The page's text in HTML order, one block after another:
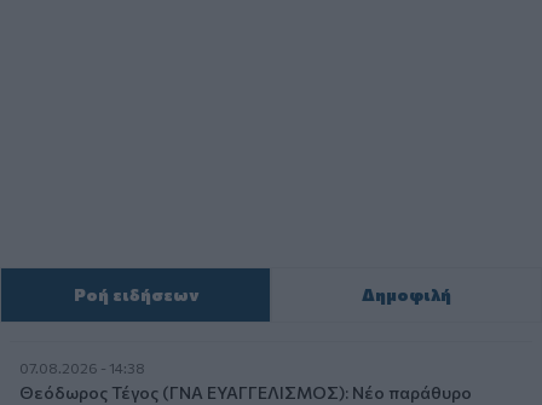
Ροή ειδήσεων Δημοφιλή
07.08.2026 - 14:38
Θεόδωρος Τέγος (ΓΝΑ ΕΥΑΓΓΕΛΙΣΜΟΣ): Νέο παράθυρο